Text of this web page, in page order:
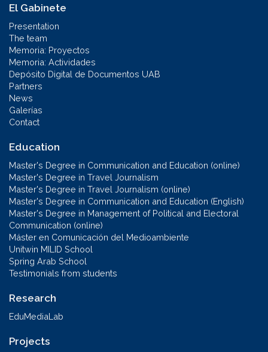
El Gabinete
Presentation
The team
Memoria: Proyectos
Memoria: Actividades
Depósito Digital de Documentos UAB
Partners
News
Galerías
Contact
Education
Master's Degree in Communication and Education (online)
Master's Degree in Travel Journalism
Master's Degree in Travel Journalism (online)
Master's Degree in Communication and Education (English)
Master's Degree in Management of Political and Electoral
Communication (online)
Máster en Comunicación del Medioambiente
Unitwin MILID School
Spring Arab School
Testimonials from students
Research
EduMediaLab
Projects